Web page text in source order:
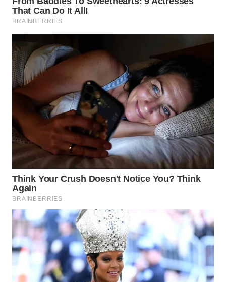
KALTIM
SULSEL
WN
GORONTALO
SULUT
WN
MALUKU
WN
MALUT
WN
DAIRI
WN
DANAU
TOBA